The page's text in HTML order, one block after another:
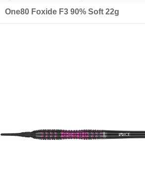
One80 Foxide F3 90% Soft 22g